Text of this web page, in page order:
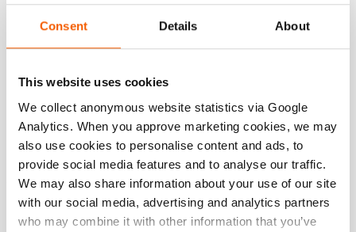
Consent Details About
This website uses cookies
We collect anonymous website statistics via Google
Analytics. When you approve marketing cookies, we may
also use cookies to personalise content and ads, to
provide social media features and to analyse our traffic.
We may also share information about your use of our site
with our social media, advertising and analytics partners
who may combine it with other information that you’ve
Stacking Ring, Technical Drawing
JPG288.6 KB
Descargar
Características